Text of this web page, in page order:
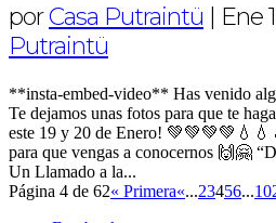
porCasa Putraintü | Ene
Putraintü
**insta-embed-video** Has venido
Te dejamos unas fotos para que te
este 19 y 20 de Enero!
para que vengas a conocernos 🙌🤗
Un Llamado a la...
Página 4 de 62« Primera«...23456...10